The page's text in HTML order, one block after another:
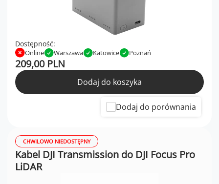
Dostępność:
Online Warszawa Katowice Poznań
209,00 PLN
Dodaj do koszyka
Dodaj do porównania
CHWILOWO NIEDOSTĘPNY
Kabel DJI Transmission do DJI Focus Pro
LiDAR